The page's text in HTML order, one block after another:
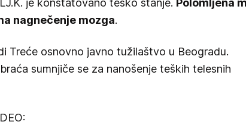
nagnečenje mozga.
Treće osnovno javno tužilaštvo u Beogradu.
sumnjiče se za nanošenje teških telesnih